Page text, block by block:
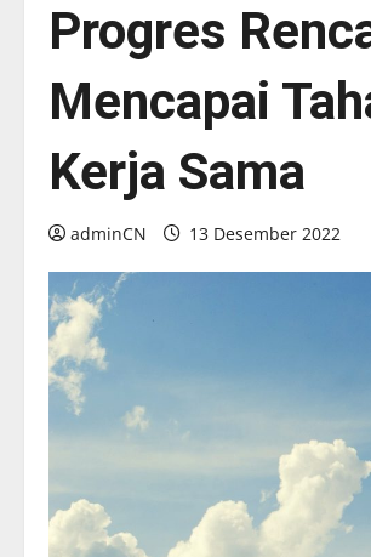
Progres
Mencapai
Kerja Sama
adminCN 13 Desember 2022